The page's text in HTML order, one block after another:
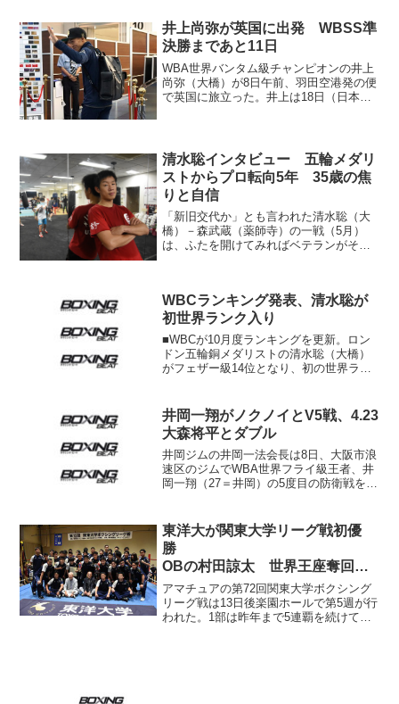
井上尚弥が英国に出発 WBSS準
決勝まであと11日
WBA世界バンタム級チャンピオンの井上
尚弥（大橋）が8日午前、羽田空港発の便
で英国に旅立った。井上は18日（日本時
ール...
清水聡インタビュー 五輪メダリ
ストからプロ転向5年 35歳の焦
りと自信
「新旧交代か」とも言われた清水聡（大
橋）－森武蔵（薬師寺）の一戦（5月）
は、ふたを開けてみればベテランがその
サインが出ただけでな...
WBCランキング発表、清水聡が
初世界ランク入り
■WBCが10月度ランキングを更新。ロン
ドン五輪銅メダリストの清水聡（大橋）
がフェザー級14位となり、初の世界ラン
（韓）を下してOPBF同級王座を獲得し
た。S･ライト級の...
井岡一翔がノクノイとV5戦、4.23
大森将平とダブル
井岡ジムの井岡一法会長は8日、大阪市浪
速区のジムでWBA世界フライ級王者、井
岡一翔（27＝井岡）の5度目の防衛戦を4
級2位、ノクノイ・シットプラサート（30
＝タイ）。...
東洋大が関東大学リーグ戦初優
勝
OBの村田諒太 世界王座奪回翌
日に応援
アマチュアの第72回関東大学ボクシング
リーグ戦は13日後楽園ホールで第5週が行
われた。1部は昨年まで5連覇を続けてい